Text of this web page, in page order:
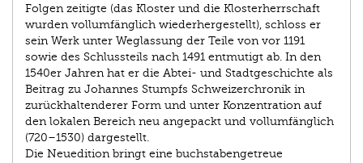
Folgen zeitigte (das Kloster und die Klosterherrschaft
wurden vollumfänglich wiederhergestellt), schloss er
sein Werk unter Weglassung der Teile von vor 1191
sowie des Schlussteils nach 1491 entmutigt ab. In den
1540er Jahren hat er die Abtei- und Stadtgeschichte als
Beitrag zu Johannes Stumpfs Schweizerchronik in
zurückhaltenderer Form und unter Konzentration auf
den lokalen Bereich neu angepackt und vollumfänglich
(720–1530) dargestellt.
Die Neuedition bringt eine buchstabengetreue